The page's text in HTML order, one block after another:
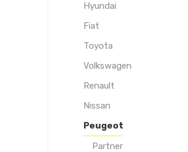
Hyundai
Fiat
Toyota
Volkswagen
Renault
Nissan
Peugeot
Partner